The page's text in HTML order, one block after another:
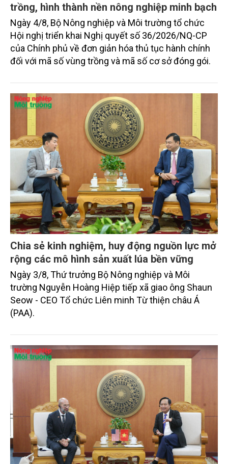
trồng, hình thành nền nông nghiệp minh bạch
Ngày 4/8, Bộ Nông nghiệp và Môi trường tổ chức
Hội nghị triển khai Nghị quyết số 36/2026/NQ-CP
của Chính phủ về đơn giản hóa thủ tục hành chính
đối với mã số vùng trồng và mã số cơ sở đóng gói.
Chia sẻ kinh nghiệm, huy động nguồn lực mở
rộng các mô hình sản xuất lúa bền vững
Ngày 3/8, Thứ trưởng Bộ Nông nghiệp và Môi
trường Nguyễn Hoàng Hiệp tiếp xã giao ông Shaun
Seow - CEO Tổ chức Liên minh Từ thiện châu Á
(PAA).